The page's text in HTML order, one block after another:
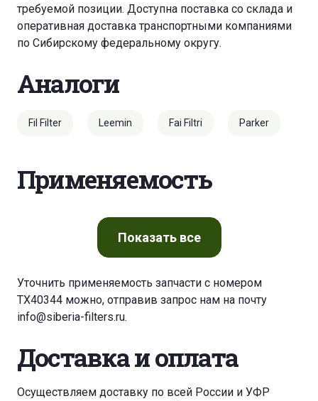
требуемой позиции. Доступна поставка со склада и
оперативная доставка транспортными компаниями
по Сибирскому федеральному округу.
Аналоги
Fil Filter Leemin Fai Filtri Parker
Применяемость
Показатьвсе
Уточнить применяемость запчасти с номером
TX40344 можно, отправив запрос нам на почту
info@siberia-filters.ru.
Доставка и оплата
Осуществляем доставку по всей России и УФР